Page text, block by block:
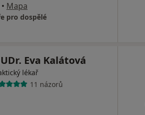
• Mapa
pro dospělé
Eva Kalátová
lékař
11 názorů